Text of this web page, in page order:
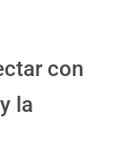
con
la